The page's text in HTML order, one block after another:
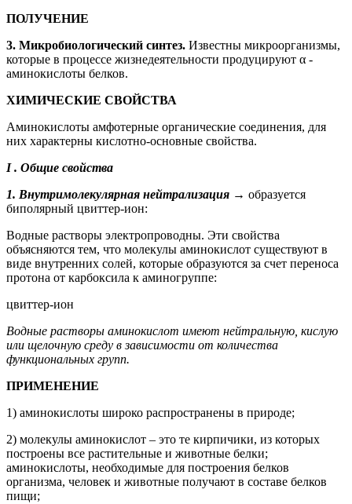
ПОЛУЧЕНИЕ
3. Микробиологический синтез. Известны микроорганизмы,
которые в процессе жизнедеятельности продуцируют α -
аминокислоты белков.
ХИМИЧЕСКИЕ СВОЙСТВА
Аминокислоты амфотерные органические соединения, для
них характерны кислотно-основные свойства.
I. Общие свойства
1. Внутримолекулярная нейтрализация → образуется
биполярный цвиттер-ион:
Водные растворы электропроводны. Эти свойства
объясняются тем, что молекулы аминокислот существуют в
виде внутренних солей, которые образуются за счет переноса
протона от карбоксила к аминогруппе:
цвиттер-ион
Водные растворы аминокислот имеют нейтральную, кислую
или щелочную среду в зависимости от количества
функциональных групп.
ПРИМЕНЕНИЕ
1) аминокислоты широко распространены в природе;
2) молекулы аминокислот – это те кирпичики, из которых
построены все растительные и животные белки;
аминокислоты, необходимые для построения белков
организма, человек и животные получают в составе белков
пищи;